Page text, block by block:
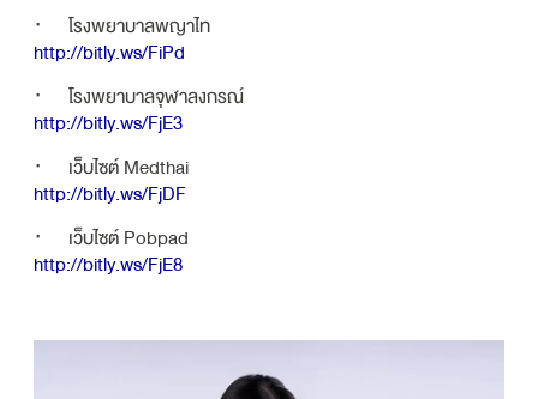
· โรงพยาบาลพญาไท
http://bitly.ws/FiPd
· โรงพยาบาลจุฬาลงกรณ์
http://bitly.ws/FjE3
· เว็บไซต์ Medthai
http://bitly.ws/FjDF
· เว็บไซต์ Pobpad
http://bitly.ws/FjE8